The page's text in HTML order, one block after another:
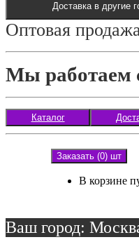
Доставка в другие
Оптовая
Мы работаем
Каталог
Заказать (0) шт
В корзине
Ваш город: